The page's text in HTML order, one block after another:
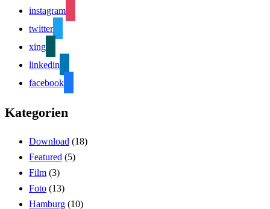
instagram
twitter
xing
linkedin
facebook
Kategorien
Download (18)
Featured (5)
Film (3)
Foto (13)
Hamburg (10)